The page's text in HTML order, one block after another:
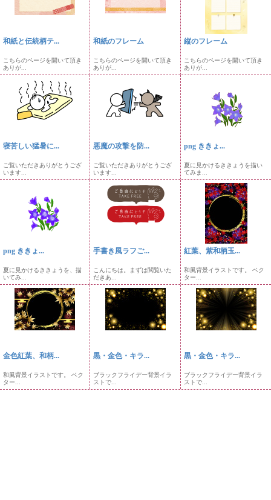
和紙と伝統柄テ...
こちらのページを開いて頂き
ありが...
和紙のフレーム
こちらのページを開いて頂き
ありが...
縦のフレーム
こちらのページを開いて頂き
ありが...
寝苦しい猛暑に...
ご覧いただきありがとうござ
います...
悪魔の攻撃を防...
ご覧いただきありがとうござ
います...
png ききょ...
夏に見かけるききょうを描い
てみま...
png ききょ...
夏に見かけるききょうを、描
いてみ...
手書き風ラフご...
こんにちは。まずは閲覧いた
だきあ...
紅葉、紫和柄玉...
和風背景イラストです。 ベク
ター...
金色紅葉、和柄...
和風背景イラストです。 ベク
ター...
黒・金色・キラ...
ブラックフライデー背景イラ
ストで...
黒・金色・キラ...
ブラックフライデー背景イラ
ストで...